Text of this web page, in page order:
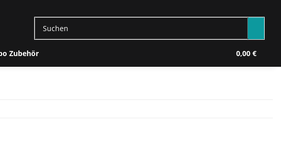
Zubehör 0,00 €